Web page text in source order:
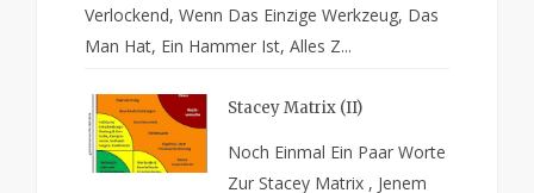
Verlockend, Wenn Das Einzige Werkzeug, Das
Man Hat, Ein Hammer Ist, Alles Z...
Stacey Matrix (II)
Noch Einmal Ein Paar Worte
Zur Stacey Matrix , Jenem